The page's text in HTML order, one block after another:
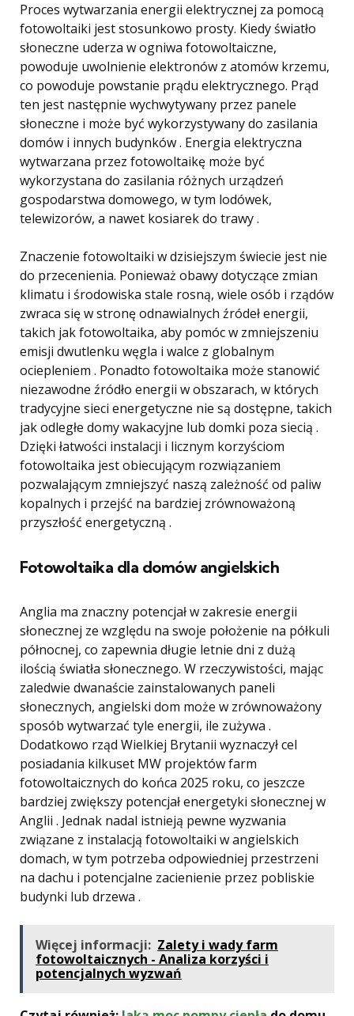
Proces wytwarzania energii elektrycznej za pomocą
fotowoltaiki jest stosunkowo prosty. Kiedy światło
słoneczne uderza w ogniwa fotowoltaiczne,
powoduje uwolnienie elektronów z atomów krzemu,
co powoduje powstanie prądu elektrycznego. Prąd
ten jest następnie wychwytywany przez panele
słoneczne i może być wykorzystywany do zasilania
domów i innych budynków . Energia elektryczna
wytwarzana przez fotowoltaikę może być
wykorzystana do zasilania różnych urządzeń
gospodarstwa domowego, w tym lodówek,
telewizorów, a nawet kosiarek do trawy .
Znaczenie fotowoltaiki w dzisiejszym świecie jest nie
do przecenienia. Ponieważ obawy dotyczące zmian
klimatu i środowiska stale rosną, wiele osób i rządów
zwraca się w stronę odnawialnych źródeł energii,
takich jak fotowoltaika, aby pomóc w zmniejszeniu
emisji dwutlenku węgla i walce z globalnym
ociepleniem . Ponadto fotowoltaika może stanowić
niezawodne źródło energii w obszarach, w których
tradycyjne sieci energetyczne nie są dostępne, takich
jak odległe domy wakacyjne lub domki poza siecią .
Dzięki łatwości instalacji i licznym korzyściom
fotowoltaika jest obiecującym rozwiązaniem
pozwalającym zmniejszyć naszą zależność od paliw
kopalnych i przejść na bardziej zrównoważoną
przyszłość energetyczną .
Fotowoltaika dla domów angielskich
Anglia ma znaczny potencjał w zakresie energii
słonecznej ze względu na swoje położenie na półkuli
północnej, co zapewnia długie letnie dni z dużą
ilością światła słonecznego. W rzeczywistości, mając
zaledwie dwanaście zainstalowanych paneli
słonecznych, angielski dom może w zrównoważony
sposób wytwarzać tyle energii, ile zużywa .
Dodatkowo rząd Wielkiej Brytanii wyznaczył cel
posiadania kilkuset MW projektów farm
fotowoltaicznych do końca 2025 roku, co jeszcze
bardziej zwiększy potencjał energetyki słonecznej w
Anglii . Jednak nadal istnieją pewne wyzwania
związane z instalacją fotowoltaiki w angielskich
domach, w tym potrzeba odpowiedniej przestrzeni
na dachu i potencjalne zacienienie przez pobliskie
budynki lub drzewa .
Więcej informacji: Zalety i wady farm
fotowoltaicznych - Analiza korzyści i
potencjalnych wyzwań